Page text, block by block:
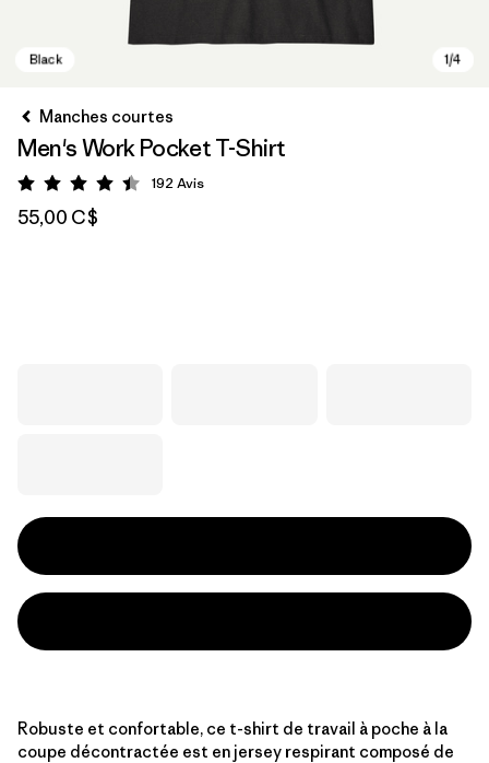
Manches courtes
Men's Work Pocket T-Shirt
Évaluation: 4.4 / 5
192 Avis
55,00 C$
Robuste et confortable, ce t-shirt de travail à poche à la
coupe décontractée est en jersey respirant composé de